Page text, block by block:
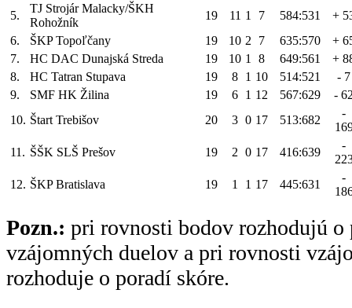
5.
TJ Strojár Malacky/ŠKH
Rohožník
19 11 1 7 584:531
+
6.
ŠKP Topoľčany 19 10 2 7 635:570
+
7.
HC DAC Dunajská Streda 19 10 1 8 649:561
+
8.
HC Tatran Stupava 19 8 1 10 514:521
- 7
9.
SMF HK Žilina 19 6 1 12 567:629
-
10. Štart Trebišov 20 3 0 17 513:682
-
11. ŠŠK SLŠ Prešov 19 2 0 17 416:639
-
12. ŠKP Bratislava 19 1 1 17 445:631
-
Pozn.: pri rovnosti bodov rozhodujú o
vzájomných duelov a pri rovnosti
rozhoduje o poradí skóre.